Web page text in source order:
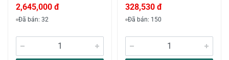
2,645,000 đ
Đã bán: 32
328,530 đ
Đã bán: 150